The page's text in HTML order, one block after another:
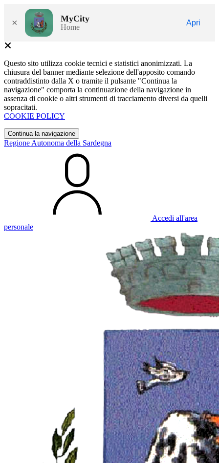
× MyCity
Home
Apri
Questo sito utilizza cookie tecnici e statistici anonimizzati. La
chiusura del banner mediante selezione dell'apposito comando
contraddistinto dalla X o tramite il pulsante "Continua la
navigazione" comporta la continuazione della navigazione in
assenza di cookie o altri strumenti di tracciamento diversi da quelli
sopracitati.
COOKIE POLICY
Continua la navigazione
Regione Autonoma della Sardegna
Accedi all'area
personale